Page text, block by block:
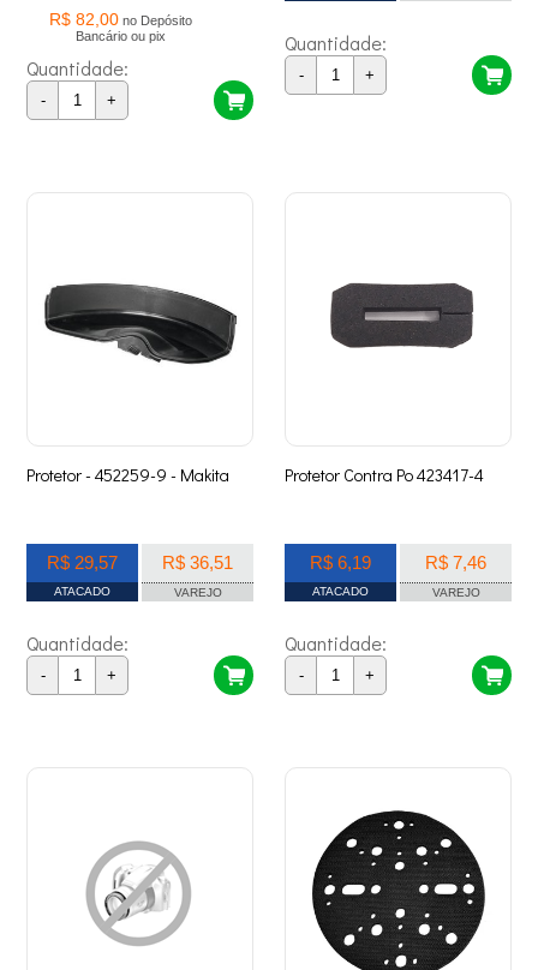
R$ 82,00 no Depósito
Bancário ou pix
Quantidade:
- +
Quantidade:
- +
Protetor - 452259-9 - Makita
R$ 29,57
ATACADO
R$ 36,51
VAREJO
Quantidade:
- +
Protetor Contra Po 423417-4
R$ 6,19
ATACADO
R$ 7,46
VAREJO
Quantidade:
- +